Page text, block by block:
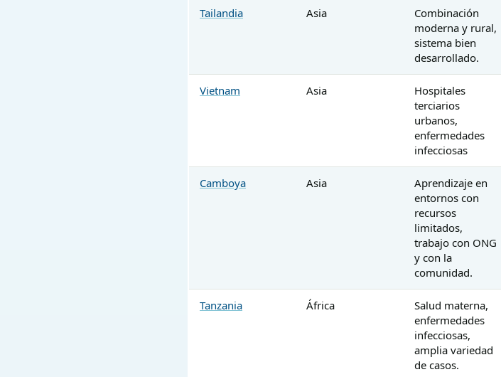
Tailandia Asia
Combinación
moderna y rural,
sistema bien
desarrollado.
Vietnam Asia
Hospitales
terciarios
urbanos,
enfermedades
infecciosas
Camboya Asia
Aprendizaje en
entornos con
recursos
limitados,
trabajo con ONG
y con la
comunidad.
Tanzania África
Salud materna,
enfermedades
infecciosas,
amplia variedad
de casos.